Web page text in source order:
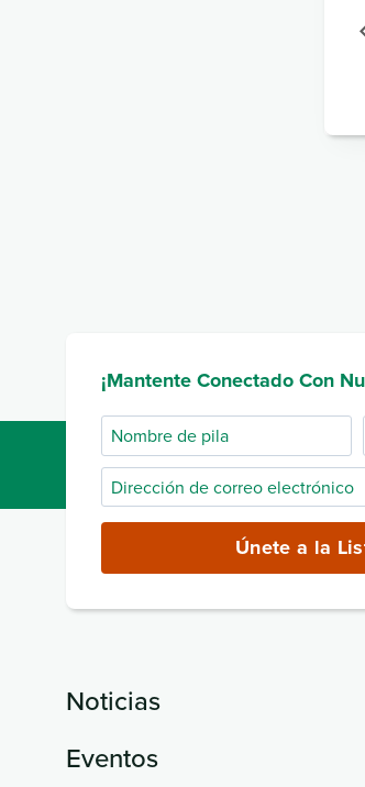
¡Mantente Conectado Con
Nombre
de
pila
Dirección
de
electrónico
Únete a la
Noticias
Eventos